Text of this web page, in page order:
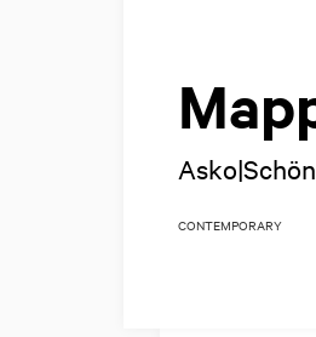
CONTEMPORARY